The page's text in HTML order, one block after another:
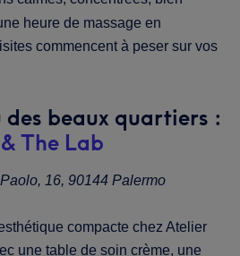
heure de massage en
commencent à peser sur vos
des beaux quartiers :
The Lab
16, 90144 Palermo